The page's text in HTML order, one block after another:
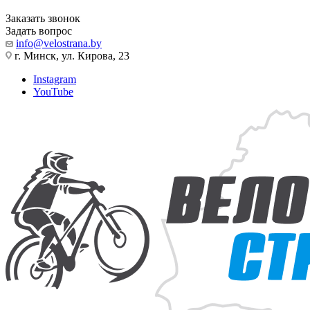
Заказать звонок
Задать вопрос
info@velostrana.by
г. Минск, ул. Кирова, 23
Instagram
YouTube